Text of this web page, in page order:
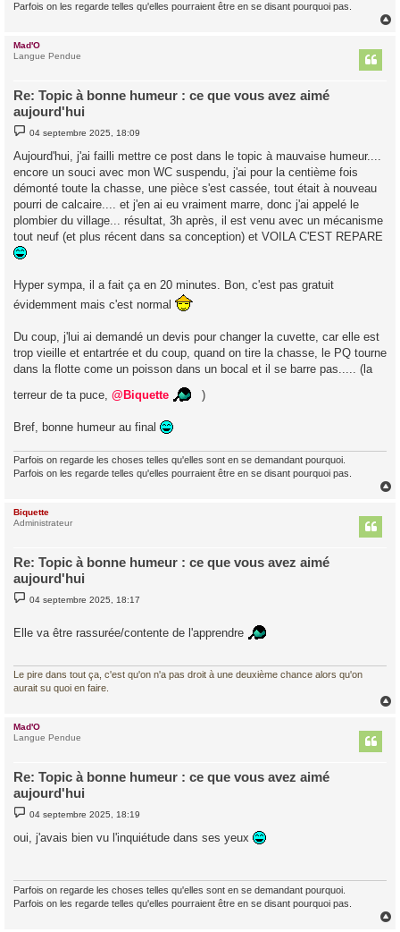
Parfois on les regarde telles qu'elles pourraient être en se disant pourquoi pas.
Mad'O
Langue Pendue
Re: Topic à bonne humeur : ce que vous avez aimé
aujourd'hui
M
e
s
s
a
e
04 septembre 2025, 18:09
Aujourd'hui, j'ai failli mettre ce post dans le topic à mauvaise humeur....
encore un souci avec mon WC suspendu, j'ai pour la centième fois
démonté toute la chasse, une pièce s'est cassée, tout était à nouveau
pourri de calcaire.... et j'en ai eu vraiment marre, donc j'ai appelé le
plombier du village... résultat, 3h après, il est venu avec un mécanisme
tout neuf (et plus récent dans sa conception) et VOILA C'EST REPARE
Hyper sympa, il a fait ça en 20 minutes. Bon, c'est pas gratuit
évidemment mais c'est normal
Du coup, j'lui ai demandé un devis pour changer la cuvette, car elle est
trop vieille et entartrée et du coup, quand on tire la chasse, le PQ tourne
dans la flotte come un poisson dans un bocal et il se barre pas..... (la
terreur de ta puce, @Biquette )
Bref, bonne humeur au final
Parfois on regarde les choses telles qu'elles sont en se demandant pourquoi.
Parfois on les regarde telles qu'elles pourraient être en se disant pourquoi pas.
Biquette
Administrateur
Re: Topic à bonne humeur : ce que vous avez aimé
aujourd'hui
M
e
a
04 septembre 2025, 18:17
Elle va être rassurée/contente de l'apprendre
Le pire dans tout ça, c'est qu'on n'a pas droit à une deuxième chance alors qu'on
aurait su quoi en faire.
Mad'O
Langue Pendue
Re: Topic à bonne humeur : ce que vous avez aimé
aujourd'hui
M
e
s
s
04 septembre 2025, 18:19
oui, j'avais bien vu l'inquiétude dans ses yeux
Parfois on regarde les choses telles qu'elles sont en se demandant pourquoi.
Parfois on les regarde telles qu'elles pourraient être en se disant pourquoi pas.